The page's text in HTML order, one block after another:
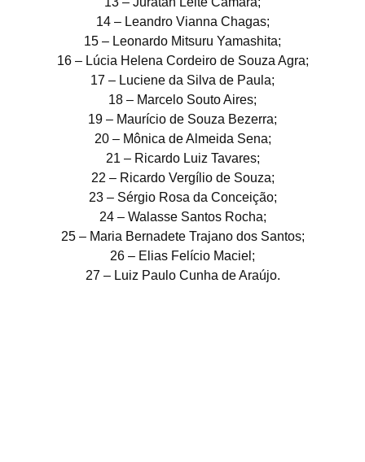
14 – Leandro Vianna Chagas;
15 – Leonardo Mitsuru Yamashita;
16 – Lúcia Helena Cordeiro de Souza Agra;
17 – Luciene da Silva de Paula;
18 – Marcelo Souto Aires;
19 – Maurício de Souza Bezerra;
20 – Mônica de Almeida Sena;
21 – Ricardo Luiz Tavares;
22 – Ricardo Vergílio de Souza;
23 – Sérgio Rosa da Conceição;
24 – Walasse Santos Rocha;
25 – Maria Bernadete Trajano dos Santos;
26 – Elias Felício Maciel;
27 – Luiz Paulo Cunha de Araújo.